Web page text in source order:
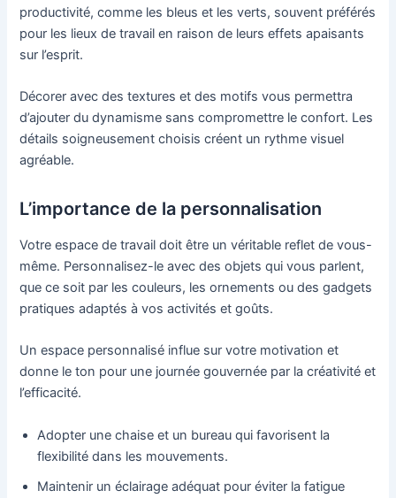
productivité, comme les bleus et les verts, souvent préférés
pour les lieux de travail en raison de leurs effets apaisants
sur l’esprit.
Décorer avec des textures et des motifs vous permettra
d’ajouter du dynamisme sans compromettre le confort. Les
détails soigneusement choisis créent un rythme visuel
agréable.
L’importance de la personnalisation
Votre espace de travail doit être un véritable reflet de vous-
même. Personnalisez-le avec des objets qui vous parlent,
que ce soit par les couleurs, les ornements ou des gadgets
pratiques adaptés à vos activités et goûts.
Un espace personnalisé influe sur votre motivation et
donne le ton pour une journée gouvernée par la créativité et
l’efficacité.
Adopter une chaise et un bureau qui favorisent la
flexibilité dans les mouvements.
Maintenir un éclairage adéquat pour éviter la fatigue